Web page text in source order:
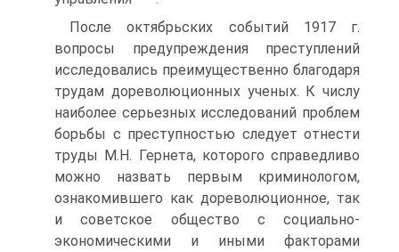
После октябрьских событий 1917 г.
вопросы предупреждения преступлений
исследовались преимущественно благодаря
трудам дореволюционных ученых. К числу
наиболее серьезных исследований проблем
борьбы с преступностью следует отнести
труды М.Н. Гернета, которого справедливо
можно назвать первым криминологом,
ознакомившего как дореволюционное, так
и советское общество с социально-
экономическими и иными факторами